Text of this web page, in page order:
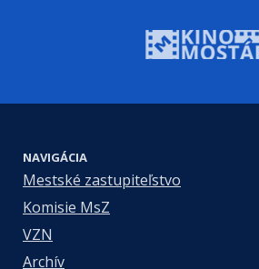
NAVIGÁCIA
Mestské zastupiteľstvo
Komisie MsZ
VZN
Archív